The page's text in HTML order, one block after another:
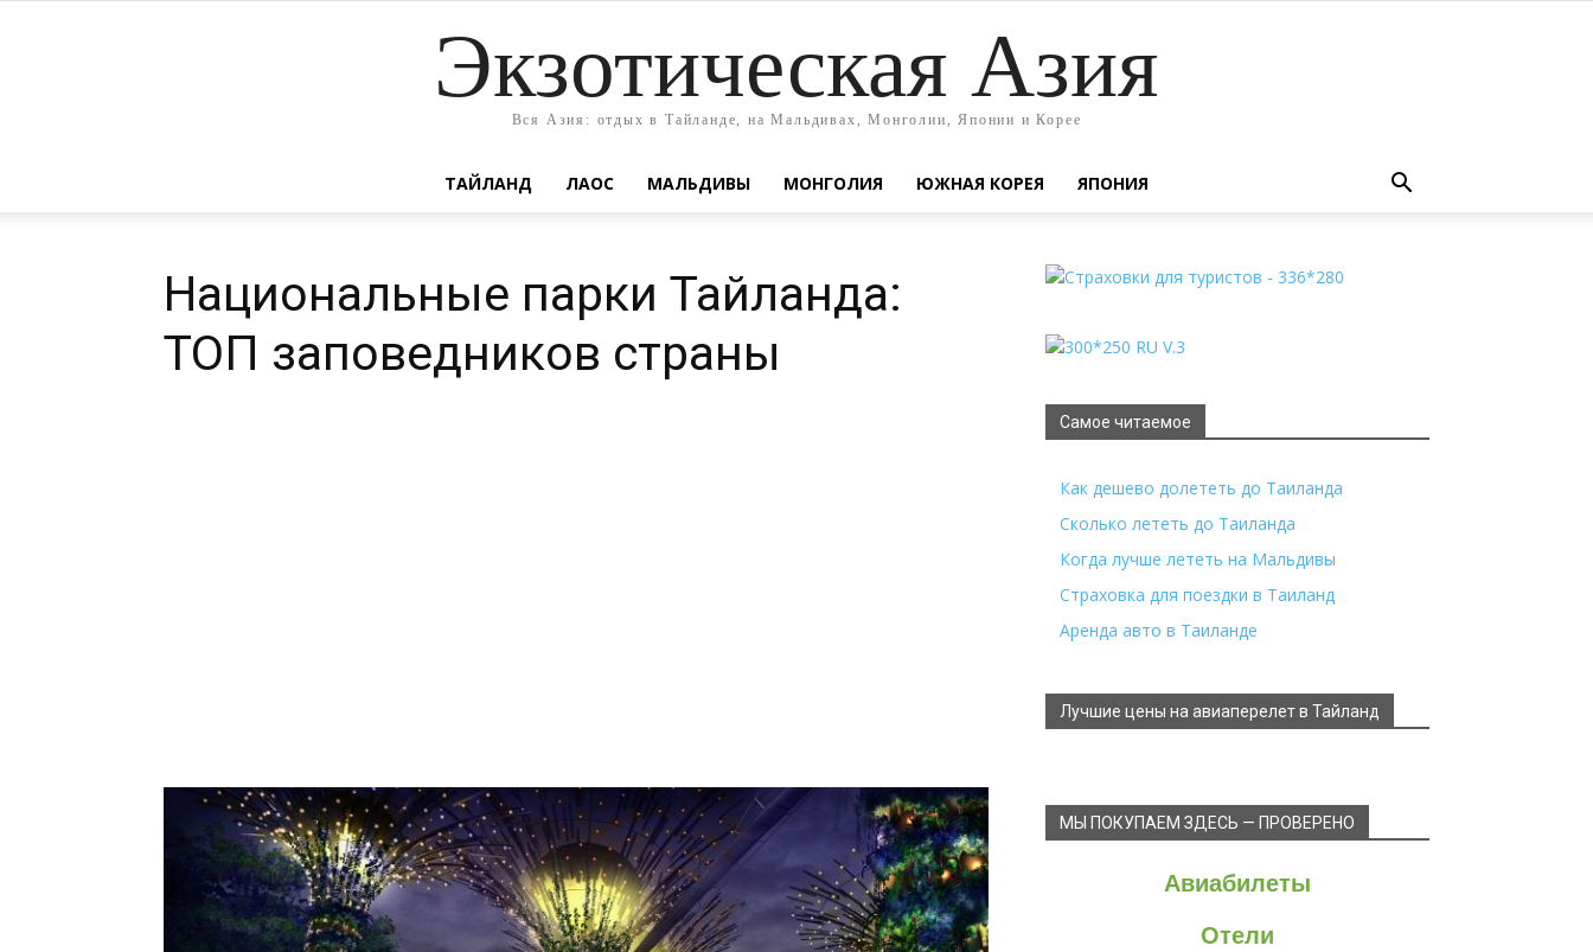
Экзотическая Азия
Вся Азия: отдых в Тайланде, на Мальдивах, Монголии, Японии и Корее
ТАЙЛАНД ЛАОС МАЛЬДИВЫ МОНГОЛИЯ ЮЖНАЯ КОРЕЯ ЯПОНИЯ
Национальные парки Тайланда:
ТОП заповедников страны
Самое читаемое
Как дешево долететь до Таиланда
Сколько лететь до Таиланда
Когда лучше лететь на Мальдивы
Страховка для поездки в Таиланд
Аренда авто в Таиланде
Лучшие цены на авиаперелет в Тайланд
МЫ ПОКУПАЕМ ЗДЕСЬ — ПРОВЕРЕНО
Авиабилеты
Отели